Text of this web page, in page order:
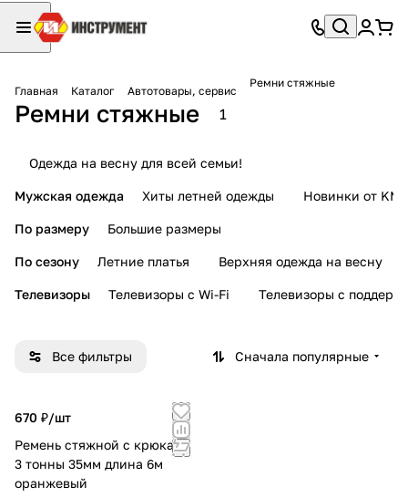
Главная Каталог Автотовары, сервис
Ремни стяжные
Ремни стяжные 1
Одежда на весну для всей семьи!
Мужская одежда Хиты летней одежды Новинки от KMI
По размеру Большие размеры
По сезону Летние платья Верхняя одежда на весну
Телевизоры Телевизоры с Wi-Fi Телевизоры с
Все фильтры Сначала популярные
670 ₽/шт
Ремень стяжной с крюками
3 тонны 35мм длина 6м
оранжевый